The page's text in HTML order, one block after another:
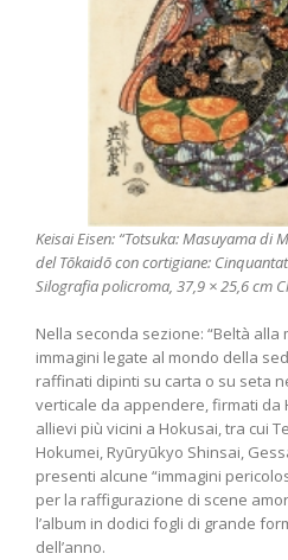
Keisai Eisen: “Totsuka: Masuyama di
del Tōkaidō con cortigiane:
Silografia policroma, 37,9 × 25,6 cm
Nella seconda sezione: “Beltà alla
immagini legate al mondo della
raffinati dipinti su carta o su seta
verticale da appendere, firmati da
allievi più vicini a Hokusai, tra cui
Hokumei, Ryūryūkyo Shinsai,
presenti alcune “immagini
per la raffigurazione di scene
l’album in dodici fogli di grande
dell’anno.